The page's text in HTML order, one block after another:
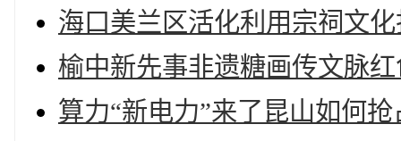
海口美兰区活化利用宗祠文
榆中新先事非遗糖画传文脉
算力“新电力”来了昆山如何